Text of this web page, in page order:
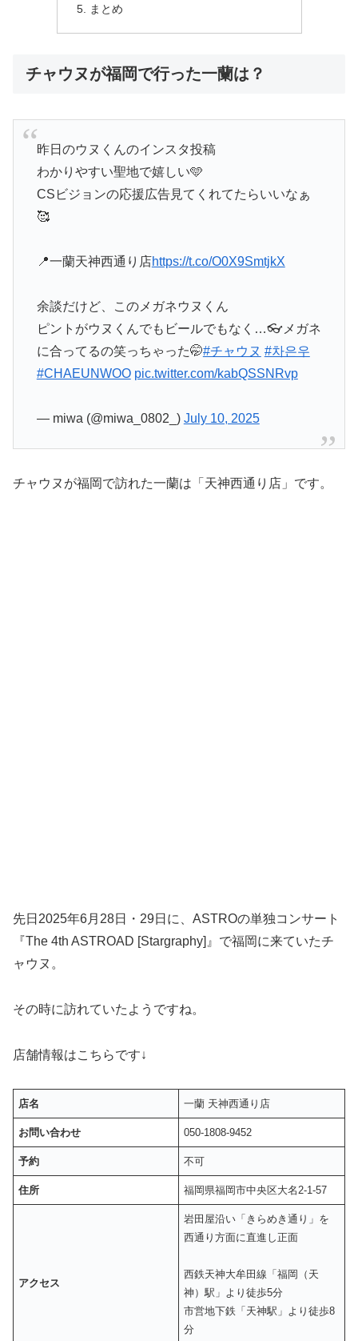
まとめ
チャウヌが福岡で行った一蘭は？
昨日のウヌくんのインスタ投稿
わかりやすい聖地で嬉しい🩵
CSビジョンの応援広告見てくれてたらいいなぁ
🥰
📍一蘭天神西通り店https://t.co/O0X9SmtjkX
余談だけど、このメガネウヌくん
ピントがウヌくんでもビールでもなく…👓メガネ
に合ってるの笑っちゃった🤭#チャウヌ #차은우
#CHAEUNWOO pic.twitter.com/kabQSSNRvp
— miwa (@miwa_0802_) July 10, 2025
チャウヌが福岡で訪れた一蘭は「天神西通り店」です。
先日2025年6月28日・29日に、ASTROの単独コンサート
『The 4th ASTROAD [Stargraphy]』で福岡に来ていたチ
ャウヌ。
その時に訪れていたようですね。
店舗情報はこちらです↓
店名 一蘭 天神西通り店
お問い合わせ 050-1808-9452
予約 不可
住所 福岡県福岡市中央区大名2-1-57
アクセス
岩田屋沿い「きらめき通り」を
西通り方面に直進し正面
西鉄天神大牟田線「福岡（天
神）駅」より徒歩5分
市営地下鉄「天神駅」より徒歩8
分